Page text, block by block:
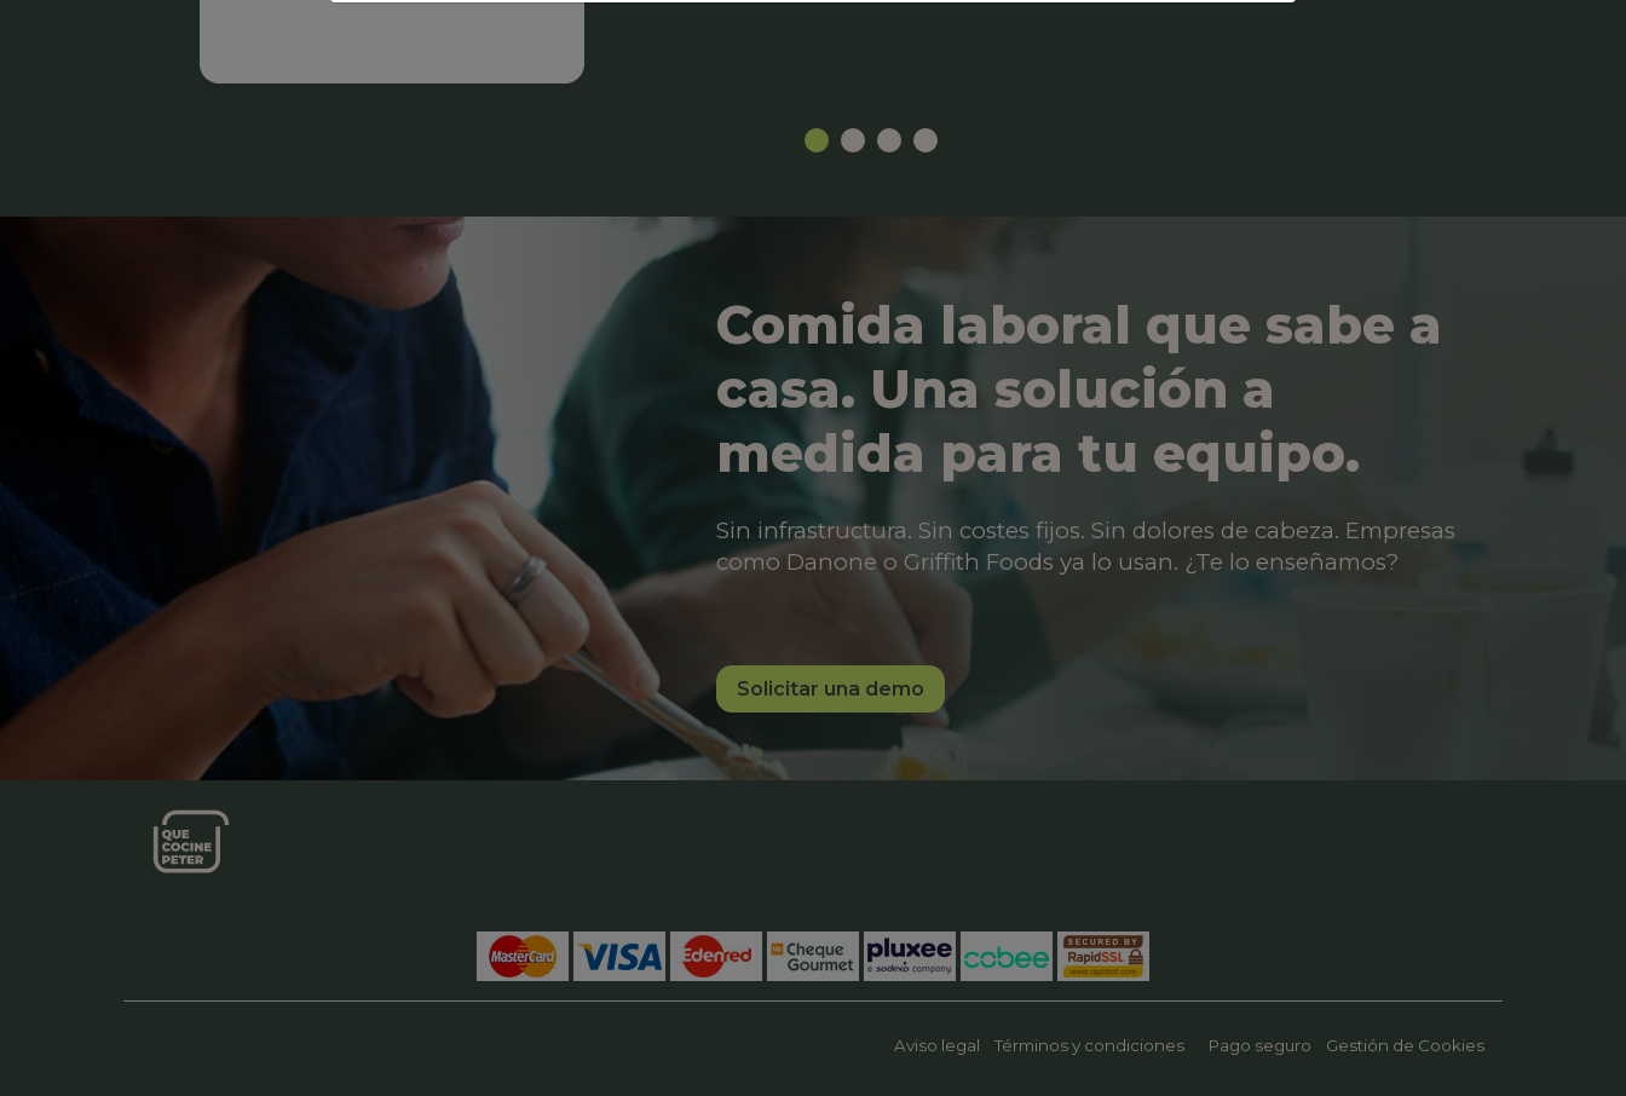
Comida laboral que sabe a
casa. Una solución a
medida para tu equipo.
Sin infrastructura. Sin costes fijos. Sin dolores de cabeza. Empresas
como Danone o Griffith Foods ya lo usan. ¿Te lo enseñamos?
Solicitar una demo
Aviso legal Términos y condiciones Pago seguro Gestión de Cookies